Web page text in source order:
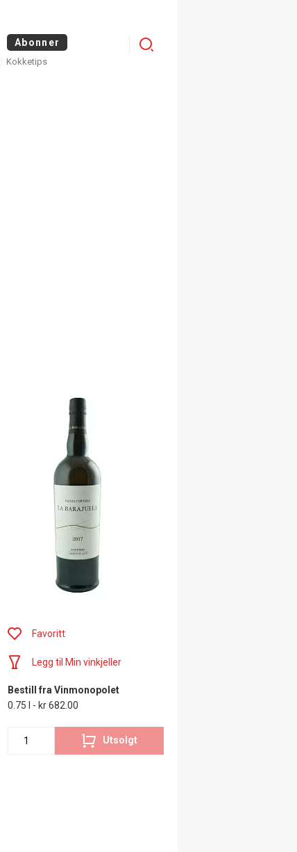
Abonner
Kokketips
Menu
Favoritt
Legg til Min vinkjeller
Bestill fra Vinmonopolet
0.75 l - kr 682.00
Utsolgt